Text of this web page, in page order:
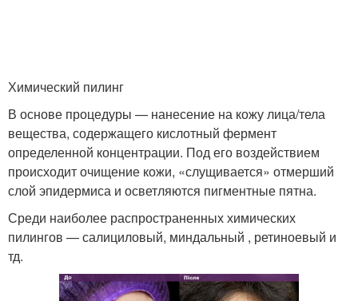
Химический пилинг
В основе процедуры — нанесение на кожу лица/тела
вещества, содержащего кислотный фермент
определенной концентрации. Под его воздействием
происходит очищение кожи, «слущивается» отмерший
слой эпидермиса и осветляются пигментные пятна.
Среди наиболее распространенных химических
пилингов — салициловый, миндальный , ретиноевый и
тд.